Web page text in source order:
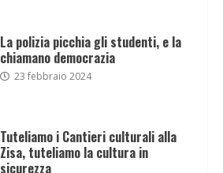
La polizia picchia gli studenti, e la
chiamano democrazia
23 febbraio 2024
Tuteliamo i Cantieri culturali alla
Zisa, tuteliamo la cultura in
sicurezza